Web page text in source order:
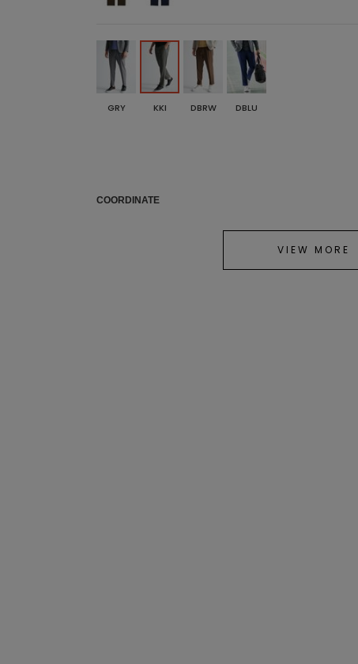
GRY KKI DBRW DBLU
COORDINATE
VIEW MORE